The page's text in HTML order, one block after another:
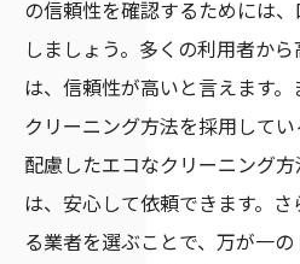
クリーニング後の効
の信頼性を確認するためには
しましょう。多くの利用者か
は、信頼性が高いと言えます
クリーニング方法を採用して
配慮したエコなクリーニング
は、安心して依頼できます。
る業者を選ぶことで、万が一